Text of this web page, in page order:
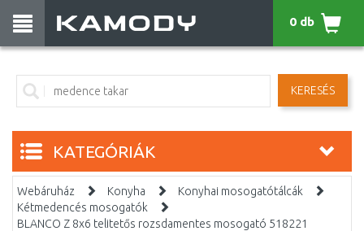
KERESÉS
0 db
KATEGÓRIÁK
Webáruház Konyha
Konyhai mosogatótálcák
Kétmedencés mosogatók
BLANCO Z 8x6 telitetős rozsdamentes mosogató 518221